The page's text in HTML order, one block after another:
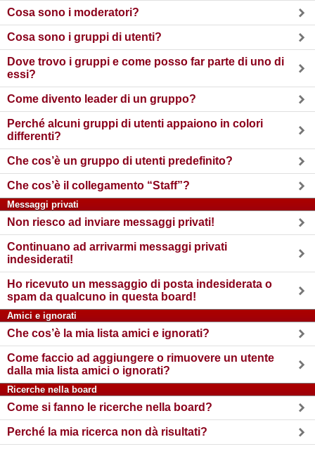
Cosa sono i moderatori?
Cosa sono i gruppi di utenti?
Dove trovo i gruppi e come posso far parte di uno di
essi?
Come divento leader di un gruppo?
Perché alcuni gruppi di utenti appaiono in colori
differenti?
Che cos’è un gruppo di utenti predefinito?
Che cos’è il collegamento “Staff”?
Messaggi privati
Non riesco ad inviare messaggi privati!
Continuano ad arrivarmi messaggi privati
indesiderati!
Ho ricevuto un messaggio di posta indesiderata o
spam da qualcuno in questa board!
Amici e ignorati
Che cos’è la mia lista amici e ignorati?
Come faccio ad aggiungere o rimuovere un utente
dalla mia lista amici o ignorati?
Ricerche nella board
Come si fanno le ricerche nella board?
Perché la mia ricerca non dà risultati?